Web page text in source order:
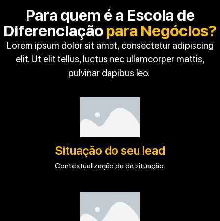
Para quem é a Escola de
Diferenciaçãopara Negócios?
Lorem ipsum dolor sit amet, consectetur adipiscing
elit. Ut elit tellus, luctus nec ullamcorper mattis,
pulvinar dapibus leo.
Situação do seu lead
Contextualização da da situação.